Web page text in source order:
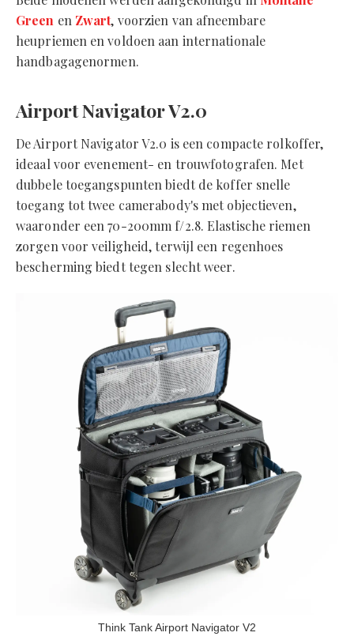
Green en Zwart, voorzien van afneembare
heupriemen en voldoen aan internationale
handbagagenormen.
Airport Navigator V2.0
De Airport Navigator V2.0 is een compacte rolkoffer,
ideaal voor evenement- en trouwfotografen. Met
dubbele toegangspunten biedt de koffer snelle
toegang tot twee camerabody's met objectieven,
waaronder een 70-200mm f/2.8. Elastische riemen
zorgen voor veiligheid, terwijl een regenhoes
bescherming biedt tegen slecht weer.
Think Tank Airport Navigator V2